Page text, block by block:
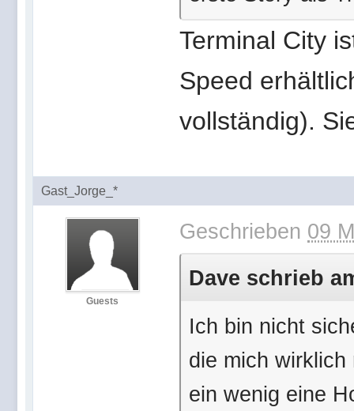
Terminal City
Speed
vollständig).
Gast_Jorge_*
Guests
Geschrieben 09
Dave schrieb
Ich bin nicht
die mich
ein wenig eine